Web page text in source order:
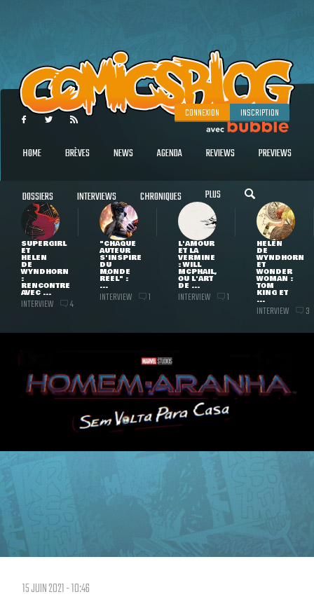
CONNEXION INSCRIPTION
HOME BRÈVES NEWS AGENDA REVIEWS PREVIEWS
DOSSIERS INTERVIEWS CHRONIQUES PLUS
SUPERGIRL
ET
HELEN
DE
WYNDHORN
:
RENCONTRE
AVEC ...
INTERVIEW 4
"CHAQUE
AUTEUR
S'INSPIRE
DU
MONDE
RÉEL" :
...
INTERVIEW 1
L'AMOUR
ET LA
VERMINE
: WILL
MCPHAIL,
OU L'ART
DE ...
INTERVIEW 1
HELEN
DE
WYNDHORN
ET
WONDER
WOMAN :
TOM
KING ET
...
INTERVIEW 3
15 JUIN 2021 - 10:46